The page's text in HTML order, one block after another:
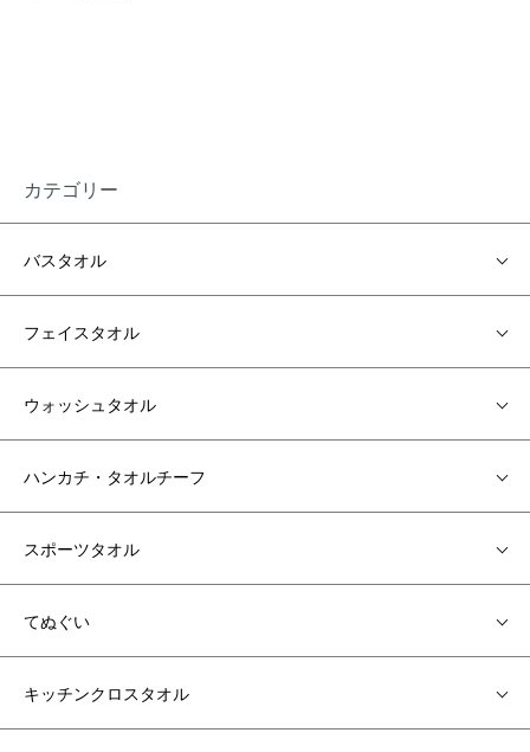
カテゴリー
バスタオル
フェイスタオル
ウォッシュタオル
ハンカチ・タオルチーフ
スポーツタオル
てぬぐい
キッチンクロスタオル